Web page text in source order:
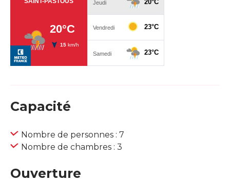
Capacité
Nombre de personnes : 7
Nombre de chambres : 3
Ouverture